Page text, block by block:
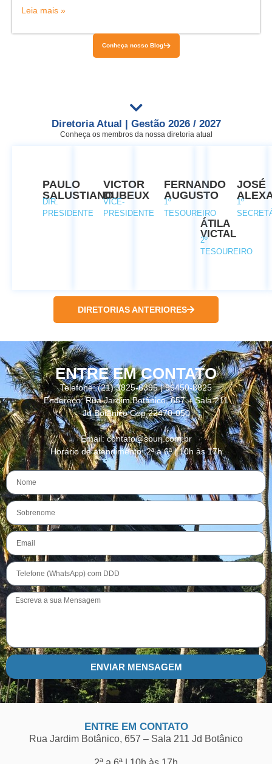
Leia mais »
Conheça nosso Blog!
Diretoria Atual | Gestão 2026 / 2027
Conheça os membros da nossa diretoria atual
PAULO
SALUSTIANO
DIR.
PRESIDENTE
VICTOR
DUBEUX
VICE-
PRESIDENTE
FERNANDO
AUGUSTO
1º
TESOUREIRO
ÁTILA
VICTAL
2º
TESOUREIRO
JOSÉ
1º
DIRETORIAS ANTERIORES
ENTRE EM CONTATO
Telefone: (21) 3825-6395 | 96450-8825
Endereço: Rua Jardim Botânico, 657 – Sala 211
Jd Botânico Cep 22470-050
Email: contato@sburj.com.br
Horário de atendimento: 2ª a 6ª | 10h às 17h
ENVIAR MENSAGEM
ENTRE EM CONTATO
Rua Jardim Botânico, 657 – Sala 211 Jd Botânico